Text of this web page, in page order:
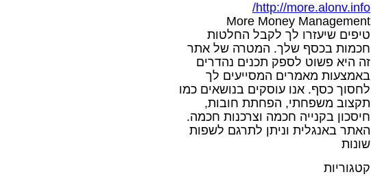
http://more.alonv.info/
More Money Management
טיפים שיעזרו לך לקבל החלטות
חכמות בכסף שלך. המטרה של אתר
זה היא פשוט לספק תכנים נהדרים
באמצעות מאמרים המסייעים לך
לחסוך כסף. אנו עוסקים בנושאים כמו
תקצוב משפחתי, הפחתת חובות,
חיסכון בקנייה חכמה וצרכנות חכמה.
האתר באנגלית וניתן לתרגם לשפות
שונות
קטגוריות